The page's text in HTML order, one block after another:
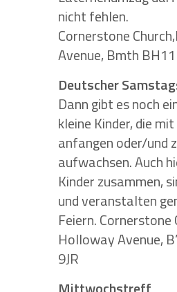
nicht fehlen.
Cornerstone
Avenue, Bmth BH11
Deutscher
Dann gibt es noch
kleine Kinder, die
anfangen oder/und
aufwachsen. Auch
Kinder zusammen,
und veranstalten
Feiern. Cornerstone
Holloway Avenue,
9JR